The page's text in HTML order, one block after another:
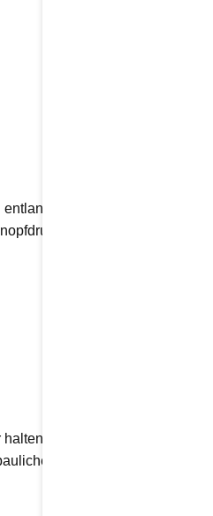
Ihrer Treppe. Sie
die nächste Etage.
möchten. Bei Lift
Gegebenheiten.